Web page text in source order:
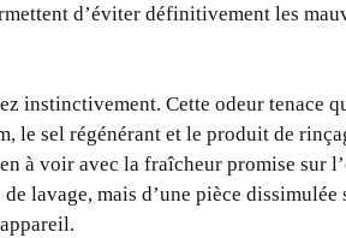
d’éviter définitivement les
instinctivement. Cette odeur tenace
le sel régénérant et le produit de
à voir avec la fraîcheur promise sur
lavage, mais d’une pièce